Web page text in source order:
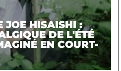
JOE HISAISHI :
DE L'ÉTÉ
EN COURT-